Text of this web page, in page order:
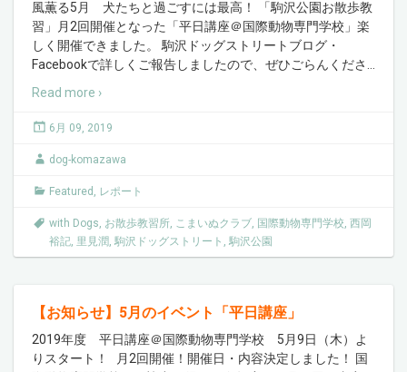
風薫る5月 犬たちと過ごすには最高！ 「駒沢公園お散歩教
習」月2回開催となった「平日講座＠国際動物専門学校」楽
しく開催できました。 駒沢ドッグストリートブログ・
Facebookで詳しくご報告しましたので、ぜひごらんくださ
Read more ›
6月 09, 2019
dog-komazawa
Featured , レポート
with Dogs, お散歩教習所, こまいぬクラブ, 国際動物専門学校, 西岡
裕記, 里見潤, 駒沢ドッグストリート , 駒沢公園
【お知らせ】5月のイベント「平日講座」
2019年度 平日講座＠国際動物専門学校 5月9日（木）よ
りスタート！ 月2回開催！開催日・内容決定しました！ 国